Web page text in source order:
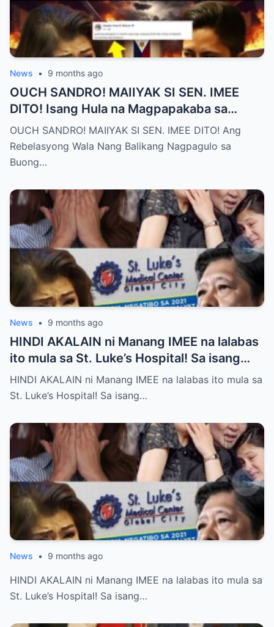
News • 9 months ago
OUCH SANDRO! MAIIYAK SI SEN. IMEE
DITO! Isang Hula na Magpapakaba sa
Buong Bansa! Ano ang matinding nangyari
sa pagitan nila?
OUCH SANDRO! MAIIYAK SI SEN. IMEE DITO! Ang
Rebelasyong Wala Nang Balikang Nagpagulo sa
Buong…
News • 9 months ago
HINDI AKALAIN ni Manang IMEE na lalabas
ito mula sa St. Luke’s Hospital! Sa isang
tahimik at maalinsangang hapon sa
lungsod ng Quezon, si Manang IMEE, isang
komunidad, ay naglakad papasok sa St.
Luke’s Hospital para sa isang ordinaryong
check-up. Walang sinuman ang
nakakaalam na sa araw na iyon, isang
pangyayari ang magbabago ng takbo ng
kanyang buhay at magpapakilos ng buong
bansa sa pagtatanong at paghahanap ng
katotohanan. Ayon sa mga saksi, habang
siya ay naghihintay sa reception, isang
kakaibang pangyayari ang naganap. Ang
mga ilaw sa paligid ay biglang kumupas, at
ang mga electronic devices ay tila
nagkaroon ng sariling buhay – nagsimulang
HINDI AKALAIN ni Manang IMEE na lalabas ito mula sa
St. Luke’s Hospital! Sa isang…
News • 9 months ago
HINDI AKALAIN ni Manang IMEE na lalabas ito mula sa
St. Luke’s Hospital! Sa isang…